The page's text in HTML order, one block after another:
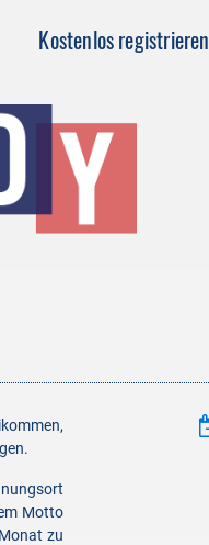
Kostenlos registrieren
Motto
zu